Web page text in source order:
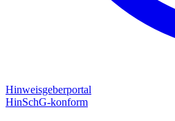
Hinweisgeberportal
HinSchG-konform